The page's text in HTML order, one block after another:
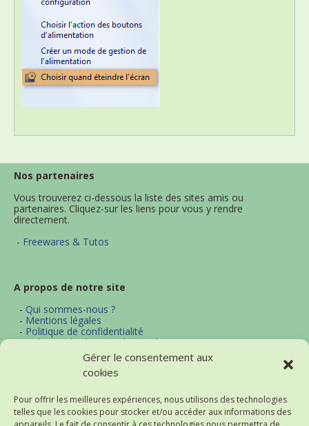
Gérer le consentement aux
cookies
Pour offrir les meilleures expériences, nous utilisons des technologies
telles que les cookies pour stocker et/ou accéder aux informations des
Nos partenaires
Vous trouverez ci-dessous la liste des sites amis ou
partenaires. Cliquez-sur les liens pour vous y rendre
directement.
- Freewares & Tutos
A propos de notre site
- Qui sommes-nous ?
- Mentions légales
- Politique de confidentialité
-Politique d'utilisation des cookies
Actualités et thématiques